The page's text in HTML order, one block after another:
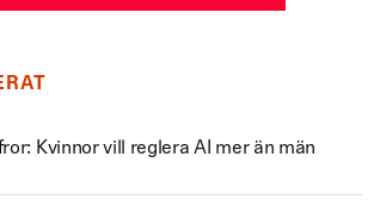
Kvinnor vill reglera AI mer än män